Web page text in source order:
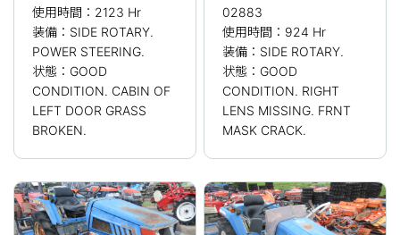
使用時間：2123 Hr
装備：SIDE ROTARY.
POWER STEERING.
状態：GOOD
CONDITION. CABIN OF
LEFT DOOR GRASS
BROKEN.
02883
使用時間：924 Hr
装備：SIDE ROTARY.
状態：GOOD
CONDITION. RIGHT
LENS MISSING. FRNT
MASK CRACK.